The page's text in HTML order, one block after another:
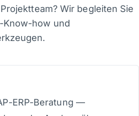
Wir begleiten Sie
Know-how und
ERP-Beratung —